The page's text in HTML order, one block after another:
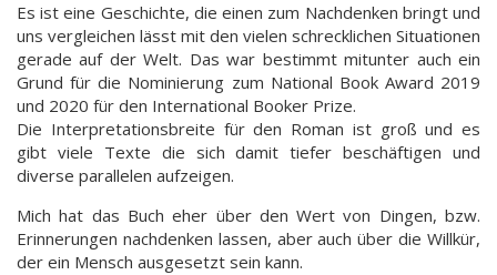
Es ist eine Geschichte, die einen zum Nachdenken bringt und
uns vergleichen lässt mit den vielen schrecklichen Situationen
gerade auf der Welt. Das war bestimmt mitunter auch ein
Grund für die Nominierung zum National Book Award 2019
und 2020 für den International Booker Prize.
Die Interpretationsbreite für den Roman ist groß und es
gibt viele Texte die sich damit tiefer beschäftigen und
diverse parallelen aufzeigen.
Mich hat das Buch eher über den Wert von Dingen, bzw.
Erinnerungen nachdenken lassen, aber auch über die Willkür,
der ein Mensch ausgesetzt sein kann.